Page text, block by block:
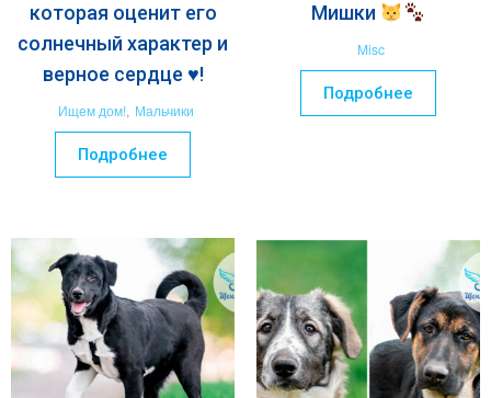
которая оценит его
солнечный характер и
верное сердце ♥️!
Ищем дом!, Мальчики
Подробнее
Мишки
Misc
Подробнее